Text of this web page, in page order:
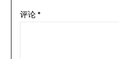
评论*